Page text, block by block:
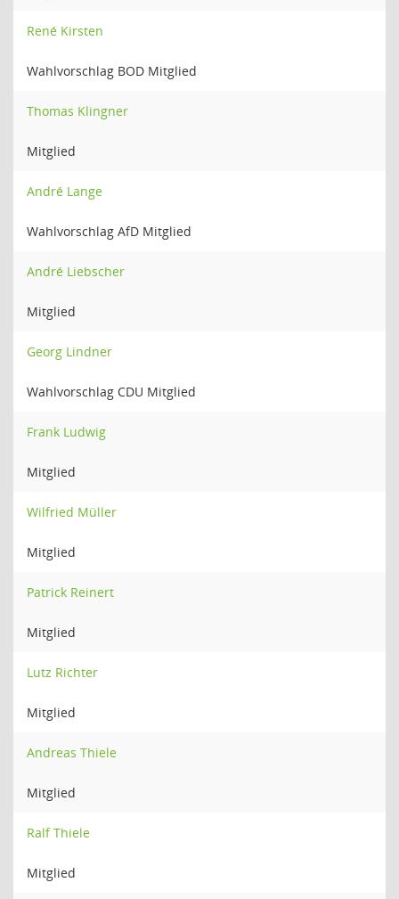
René Kirsten
Wahlvorschlag BOD Mitglied
Thomas Klingner
Mitglied
André Lange
Wahlvorschlag AfD Mitglied
André Liebscher
Mitglied
Georg Lindner
Wahlvorschlag CDU Mitglied
Frank Ludwig
Mitglied
Wilfried Müller
Mitglied
Patrick Reinert
Mitglied
Lutz Richter
Mitglied
Andreas Thiele
Mitglied
Ralf Thiele
Mitglied